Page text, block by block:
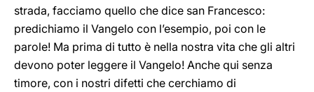
strada, facciamo quello che dice san Francesco:
predichiamo il Vangelo con l’esempio, poi con le
parole! Ma prima di tutto è nella nostra vita che gli altri
devono poter leggere il Vangelo! Anche qui senza
timore, con i nostri difetti che cerchiamo di